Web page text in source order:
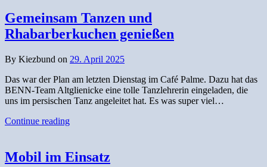
Gemeinsam Tanzen und
Rhabarberkuchen genießen
By Kiezbund on 29. April 2025
Das war der Plan am letzten Dienstag im Café Palme. Dazu hat das
BENN-Team Altglienicke eine tolle Tanzlehrerin eingeladen, die
uns im persischen Tanz angeleitet hat. Es was super viel…
Continue reading
Mobil im Einsatz